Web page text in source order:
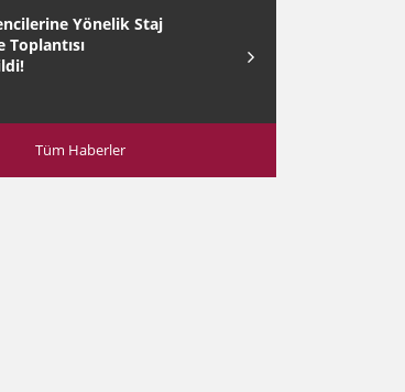
Yönelik Staj
Tüm Haberler